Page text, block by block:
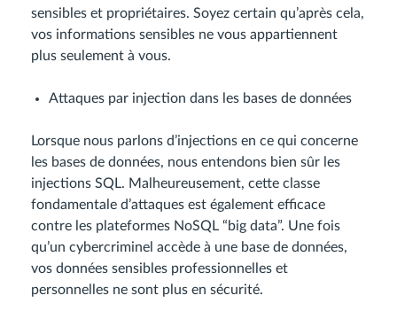
sensibles et propriétaires. Soyez certain qu’après cela,
vos informations sensibles ne vous appartiennent
plus seulement à vous.
Attaques par injection dans les bases de données
Lorsque nous parlons d’injections en ce qui concerne
les bases de données, nous entendons bien sûr les
injections SQL. Malheureusement, cette classe
fondamentale d’attaques est également efficace
contre les plateformes NoSQL “big data”. Une fois
qu’un cybercriminel accède à une base de données,
vos données sensibles professionnelles et
personnelles ne sont plus en sécurité.